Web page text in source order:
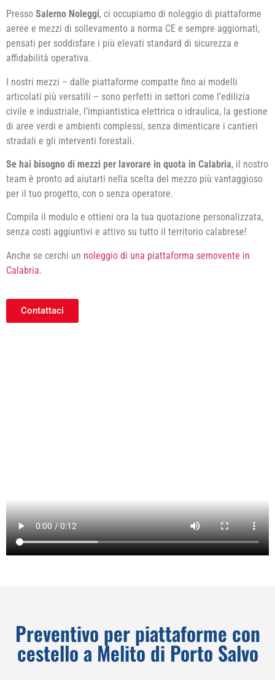
Presso Salerno Noleggi, ci occupiamo di noleggio di piattaforme
aeree e mezzi di sollevamento a norma CE e sempre aggiornati,
pensati per soddisfare i più elevati standard di sicurezza e
affidabilità operativa.
I nostri mezzi – dalle piattaforme compatte fino ai modelli
articolati più versatili – sono perfetti in settori come l’edilizia
civile e industriale, l’impiantistica elettrica o idraulica, la gestione
di aree verdi e ambienti complessi, senza dimenticare i cantieri
stradali e gli interventi forestali.
Se hai bisogno di mezzi per lavorare in quota in Calabria, il nostro
team è pronto ad aiutarti nella scelta del mezzo più vantaggioso
per il tuo progetto, con o senza operatore.
Compila il modulo e ottieni ora la tua quotazione personalizzata,
senza costi aggiuntivi e attivo su tutto il territorio calabrese!
Anche se cerchi un noleggio di una piattaforma semovente in
Calabria.
Contattaci
Preventivo per piattaforme con
cestello a Melito di Porto Salvo